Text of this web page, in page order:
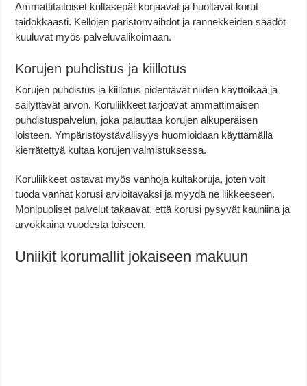
Ammattitaitoiset kultasepät korjaavat ja huoltavat korut
taidokkaasti. Kellojen paristonvaihdot ja rannekkeiden säädöt
kuuluvat myös palveluvalikoimaan.
Korujen puhdistus ja kiillotus
Korujen puhdistus ja kiillotus pidentävät niiden käyttöikää ja
säilyttävät arvon. Koruliikkeet tarjoavat ammattimaisen
puhdistuspalvelun, joka palauttaa korujen alkuperäisen
loisteen. Ympäristöystävällisyys huomioidaan käyttämällä
kierrätettyä kultaa korujen valmistuksessa.
Koruliikkeet ostavat myös vanhoja kultakoruja, joten voit
tuoda vanhat korusi arvioitavaksi ja myydä ne liikkeeseen.
Monipuoliset palvelut takaavat, että korusi pysyvät kauniina ja
arvokkaina vuodesta toiseen.
Uniikit korumallit jokaiseen makuun